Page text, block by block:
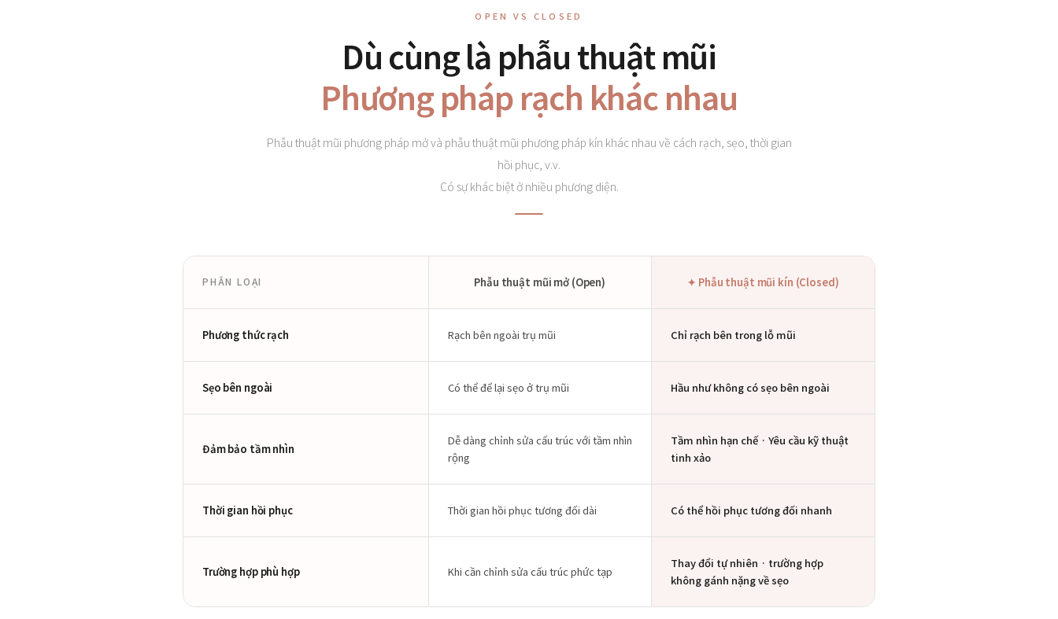
OPEN VS CLOSED
Dù cùng là phẫu thuật mũi
Phương pháp rạch khác nhau
Phẫu thuật mũi phương pháp mở và phẫu thuật mũi phương pháp kín khác nhau về cách rạch, sẹo, thời gian
hồi phục, v.v.
Có sự khác biệt ở nhiều phương diện.
PHÂN LOẠI Phẫu thuật mũi mở (Open) ✦ Phẫu thuật mũi kín (Closed)
Phương thức rạch Rạch bên ngoài trụ mũi Chỉ rạch bên trong lỗ mũi
Sẹo bên ngoài Có thể để lại sẹo ở trụ mũi Hầu như không có sẹo bên ngoài
Đảm bảo tầm nhìn
Dễ dàng chỉnh sửa cấu trúc với tầm nhìn
rộng
Tầm nhìn hạn chế · Yêu cầu kỹ thuật
tinh xảo
Thời gian hồi phục Thời gian hồi phục tương đối dài Có thể hồi phục tương đối nhanh
Trường hợp phù hợp Khi cần chỉnh sửa cấu trúc phức tạp
Thay đổi tự nhiên · trường hợp
không gánh nặng về sẹo